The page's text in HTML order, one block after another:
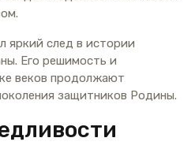
яркий след в истории
Его решимость и
веков продолжают
защитников Родины.